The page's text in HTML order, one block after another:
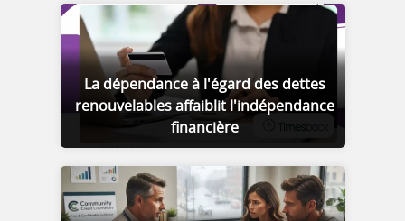
La dépendance à l'égard des dettes
renouvelables affaiblit l'indépendance
financière